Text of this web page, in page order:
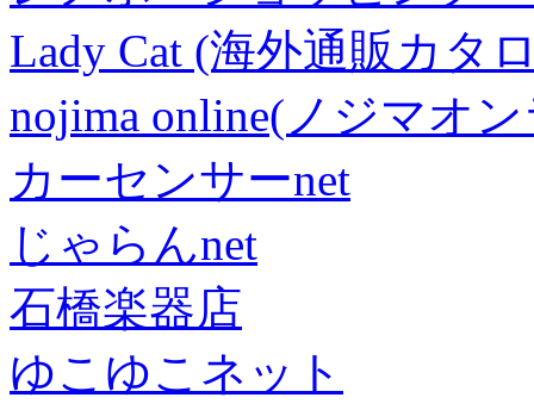
Lady Cat (海外通販カタ
nojima online(ノジマオ
カーセンサーnet
じゃらんnet
石橋楽器店
ゆこゆこネット